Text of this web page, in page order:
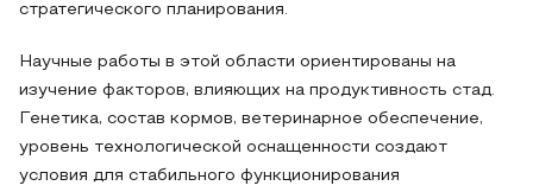
стратегического планирования.
Научные работы в этой области ориентированы на
изучение факторов, влияющих на продуктивность стад.
Генетика, состав кормов, ветеринарное обеспечение,
уровень технологической оснащенности создают
условия для стабильного функционирования